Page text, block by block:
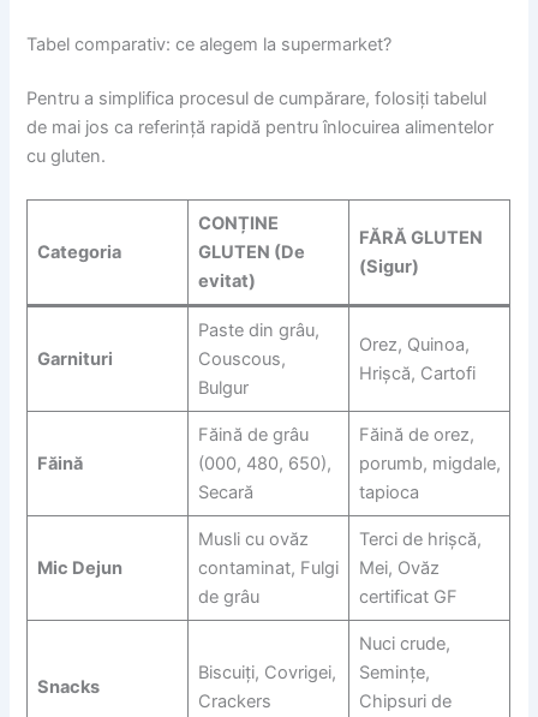
Tabel comparativ: ce alegem la supermarket?
Pentru a simplifica procesul de cumpărare, folosiți tabelul
de mai jos ca referință rapidă pentru înlocuirea alimentelor
cu gluten.
Categoria
CONȚINE
GLUTEN (De
evitat)
FĂRĂ GLUTEN
(Sigur)
Garnituri
Paste din grâu,
Couscous,
Bulgur
Orez, Quinoa,
Hrișcă, Cartofi
Făină
Făină de grâu
(000, 480, 650),
Secară
Făină de orez,
porumb, migdale,
tapioca
Mic Dejun
Musli cu ovăz
contaminat, Fulgi
de grâu
Terci de hrișcă,
Mei, Ovăz
certificat GF
Snacks
Biscuiți, Covrigei,
Crackers
Nuci crude,
Semințe,
Chipsuri de